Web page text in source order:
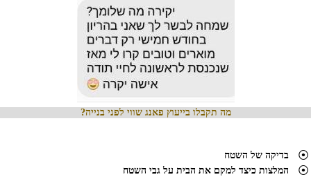
מה תקבלו בייעוץ פאנג שווי לפני בנייה?
⦿ בדיקה של השטח
⦿ המלצות כיצד למקם את הבית על גבי השטח